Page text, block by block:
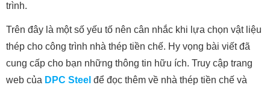
trình.
Trên đây là một số yếu tố nên cân nhắc khi lựa chọn vật liệu
thép cho công trình nhà thép tiền chế. Hy vọng bài viết đã
cung cấp cho bạn những thông tin hữu ích. Truy cập trang
web của DPC Steel để đọc thêm về nhà thép tiền chế và